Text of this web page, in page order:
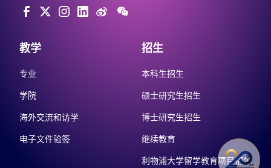
教学
专业
学院
海外交流和访学
电子文件验签
招生
本科生招生
硕士研究生招生
博士研究生招生
继续教育
利物浦大学留学教育项目招生